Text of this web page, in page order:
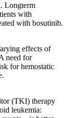
Longterm
with
with bosutinib.
effects of
need for
for hemostatic
(TKI) therapy
leukemia: